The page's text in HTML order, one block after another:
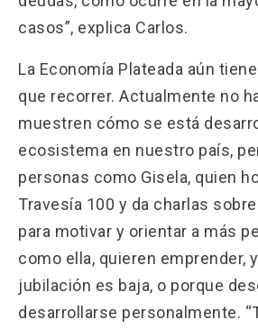
casos”, explica Carlos.
La Economía Plateada aún
que recorrer. Actualmente no
muestren cómo se está
ecosistema en nuestro país,
personas como Gisela, quien
Travesía 100 y da charlas
para motivar y orientar a más
como ella, quieren emprender,
jubilación es baja, o porque
desarrollarse personalmente.